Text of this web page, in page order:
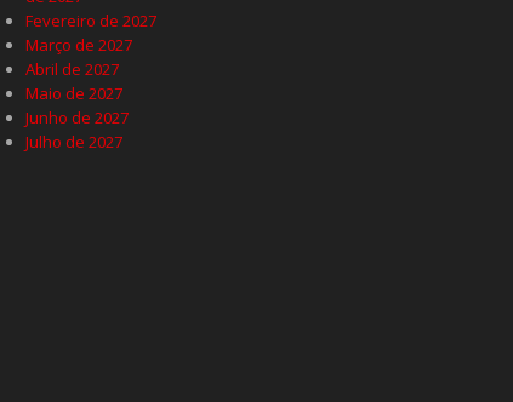
Fevereiro de 2027
Março de 2027
Abril de 2027
Maio de 2027
Junho de 2027
Julho de 2027